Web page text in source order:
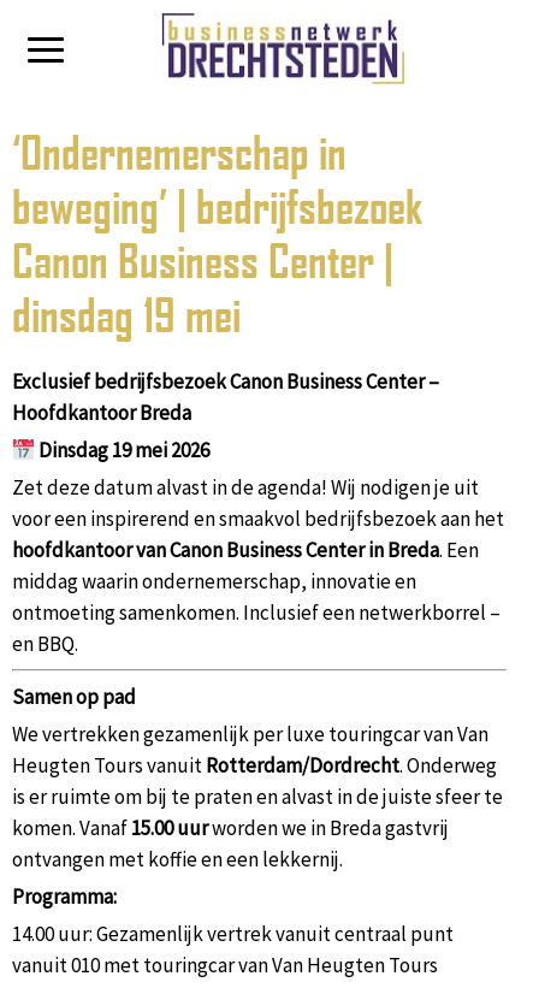
‘Ondernemerschap in
beweging’ | bedrijfsbezoek
Canon Business Center |
dinsdag 19 mei
Exclusief bedrijfsbezoek Canon Business Center –
Hoofdkantoor Breda
Dinsdag 19 mei 2026
Zet deze datum alvast in de agenda! Wij nodigen je uit
voor een inspirerend en smaakvol bedrijfsbezoek aan het
hoofdkantoor van Canon Business Center in Breda. Een
middag waarin ondernemerschap, innovatie en
ontmoeting samenkomen. Inclusief een netwerkborrel –
en BBQ.
Samen op pad
We vertrekken gezamenlijk per luxe touringcar van Van
Heugten Tours vanuitRotterdam/Dordrecht. Onderweg
is er ruimte om bij te praten en alvast in de juiste sfeer te
komen. Vanaf15.00 uurworden we in Breda gastvrij
ontvangen met koffie en een lekkernij.
Programma:
14.00 uur: Gezamenlijk vertrek vanuit centraal punt
vanuit 010 met touringcar van Van Heugten Tours